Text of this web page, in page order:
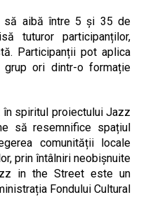
să aibă între 5 și 35 de
tuturor participanților,
Participanții pot aplica
grup ori dintr-o formație
spiritul proiectului Jazz
să resemnifice spațiul
comunității locale
prin întâlniri neobișnuite
in the Street este un
Fondului Cultural